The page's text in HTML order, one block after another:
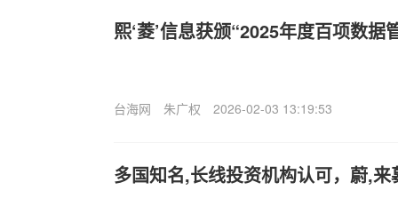
熙‘菱’信息获颁“2025年度百项数据
台海网 朱广权 2026-02-03 13:19:53
多国知名,长线投资机构认可，蔚,